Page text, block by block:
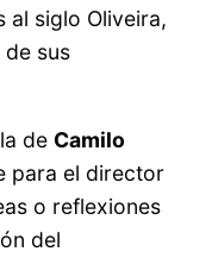
al siglo Oliveira,
sus
de Camilo
para el director
o reflexiones
del